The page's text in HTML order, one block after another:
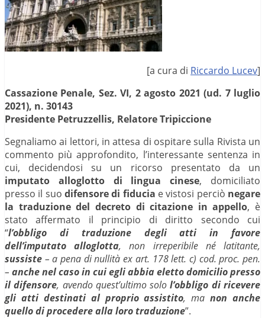
[a cura di Riccardo Lucev]
Cassazione Penale, Sez. VI, 2 agosto 2021 (ud. 7 luglio
2021), n. 30143
Presidente Petruzzellis, Relatore Tripiccione
Segnaliamo ai lettori, in attesa di ospitare sulla Rivista un
commento più approfondito, l’interessante sentenza in
cui, decidendosi su un ricorso presentato da un
imputato alloglotto di lingua cinese, domiciliato
presso il suo difensore di fiducia e vistosi perciò negare
la traduzione del decreto di citazione in appello, è
stato affermato il principio di diritto secondo cui
“l’obbligo di traduzione degli atti in favore
dell’imputato alloglotta, non irreperibile né latitante,
sussiste – a pena di nullità ex art. 178 lett. c) cod. proc. pen.
– anche nel caso in cui egli abbia eletto domicilio presso
il difensore, avendo quest’ultimo solol’obbligo di ricevere
gli atti destinati al proprio assistito, manon anche
quello di procedere alla loro traduzione”.